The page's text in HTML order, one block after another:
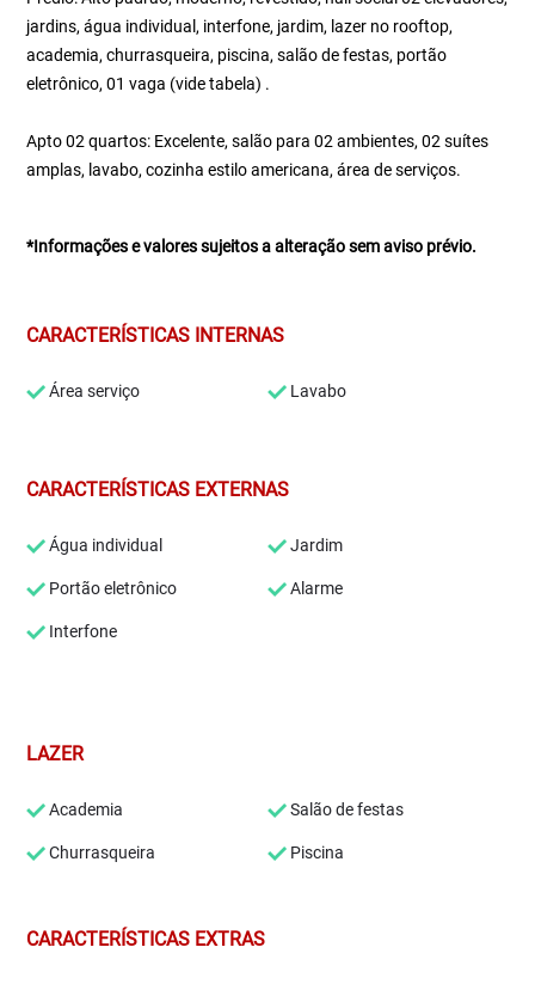
jardins, água individual, interfone, jardim, lazer no rooftop,
academia, churrasqueira, piscina, salão de festas, portão
eletrônico, 01 vaga (vide tabela) .
Apto 02 quartos: Excelente, salão para 02 ambientes, 02 suítes
amplas, lavabo, cozinha estilo americana, área de serviços.
*Informações e valores sujeitos a alteração sem aviso prévio.
CARACTERÍSTICAS INTERNAS
Área serviço Lavabo
CARACTERÍSTICAS EXTERNAS
Água individual Jardim
Portão eletrônico Alarme
Interfone
LAZER
Academia Salão de festas
Churrasqueira Piscina
CARACTERÍSTICAS EXTRAS